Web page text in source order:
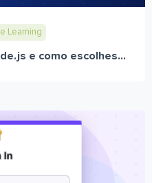
Learning
e como escolhes...